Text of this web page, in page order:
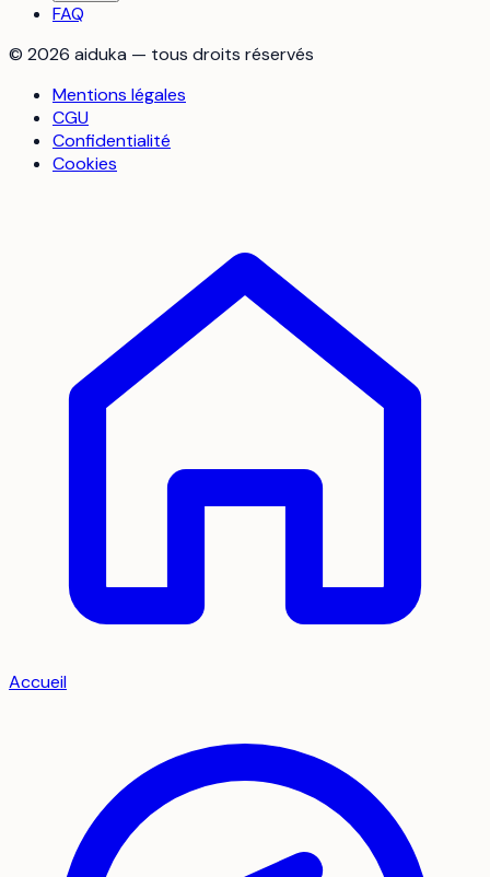
FAQ
© 2026 aiduka — tous droits réservés
Mentions légales
CGU
Confidentialité
Cookies
Accueil